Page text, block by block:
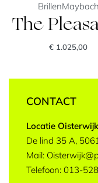
BrillenMaybach
The
€ 1.025,00
CONTACT
Locatie Oisterwijk
De lind 35 A,
Mail:
Telefoon: 013-